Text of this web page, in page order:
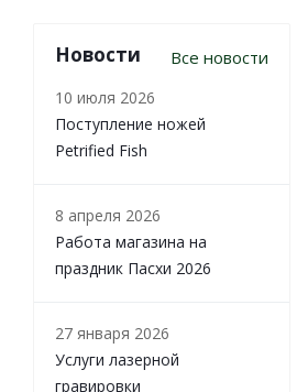
Новости Все новости
10 июля 2026
Поступление ножей
Petrified Fish
8 апреля 2026
Работа магазина на
праздник Пасхи 2026
27 января 2026
Услуги лазерной
гравировки